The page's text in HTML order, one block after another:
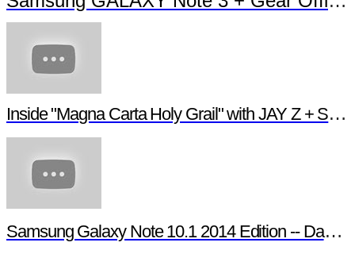
Everyday Wonders: A Pop-up Book of Singapore
with GALAXY Note 3 + Gear
Samsung GALAXY Note 3 + Gear Official TVC